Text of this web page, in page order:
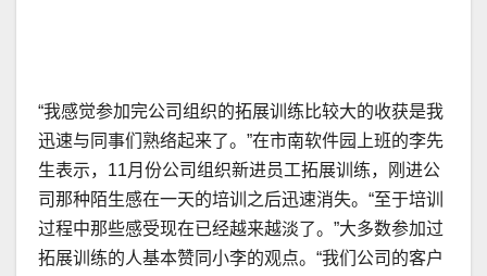
“我感觉参加完公司组织的拓展训练比较大的收获是我
迅速与同事们熟络起来了。”在市南软件园上班的李先
生表示，11月份公司组织新进员工拓展训练，刚进公
司那种陌生感在一天的培训之后迅速消失。“至于培训
过程中那些感受现在已经越来越淡了。”大多数参加过
拓展训练的人基本赞同小李的观点。“我们公司的客户